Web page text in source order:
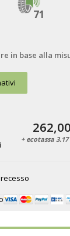
71
in base alla
+ ecotassa 3.17